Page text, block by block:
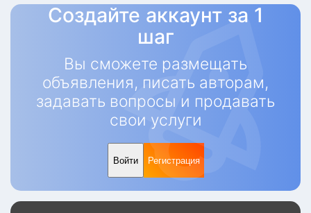
Создайте аккаунт за 1
шаг
Вы сможете размещать
объявления, писать авторам,
задавать вопросы и продавать
свои услуги
Войти Регистрация